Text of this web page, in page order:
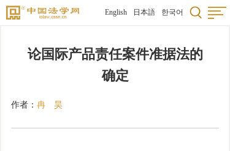
English 日本語 한국어
论国际产品责任案件准据法的
确定
作者： 冉 昊